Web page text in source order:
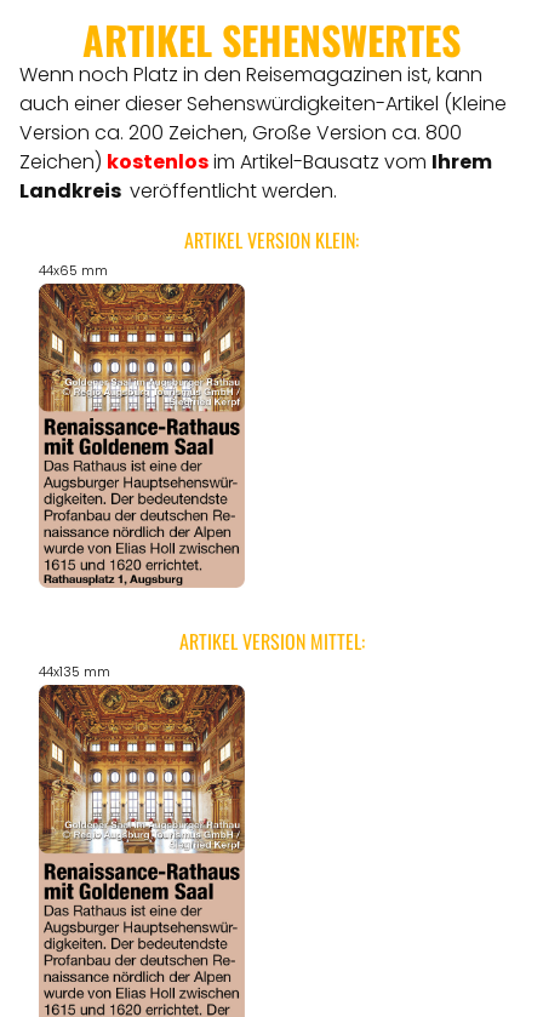
ARTIKEL SEHENSWERTES
Wenn noch Platz in den Reisemagazinen ist, kann
auch einer dieser Sehenswürdigkeiten-Artikel (Kleine
Version ca. 200 Zeichen, Große Version ca. 800
Zeichen) kostenlosim Artikel-Bausatz vom Ihrem
Landkreis veröffentlicht werden.
ARTIKEL VERSION KLEIN:
44x65 mm
ARTIKEL VERSION MITTEL:
44x135 mm